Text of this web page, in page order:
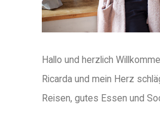
Hallo und herzlich
Ricarda und mein Herz
Reisen, gutes Essen und